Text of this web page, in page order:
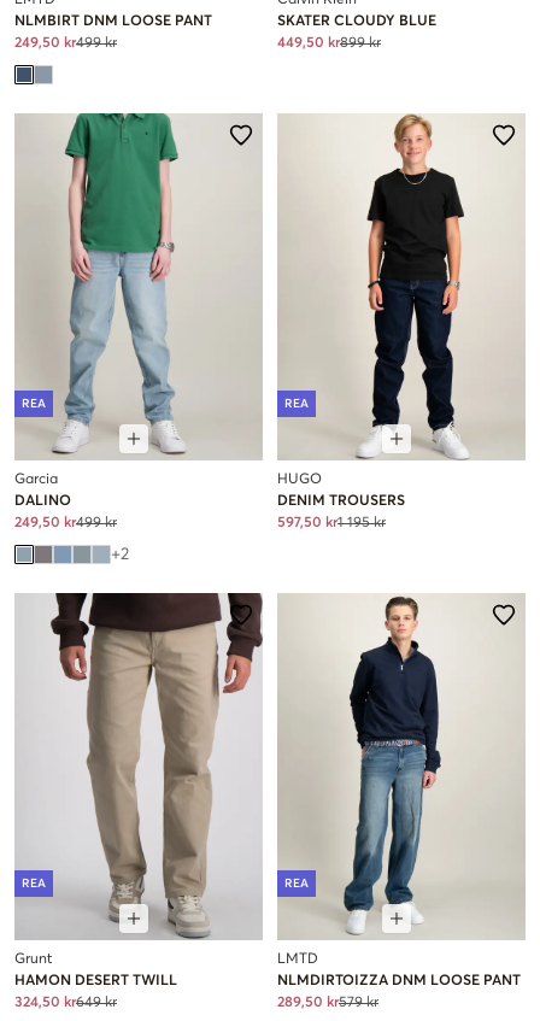
NLMBIRT DNM LOOSE PANT
249,50 kr499 kr
SKATER CLOUDY BLUE
449,50 kr899 kr
REA
Garcia
DALINO
249,50 kr499 kr
+2
REA
HUGO
DENIM TROUSERS
597,50 kr1 195 kr
REA
Grunt
HAMON DESERT TWILL
324,50 kr649 kr
REA
LMTD
NLMDIRTOIZZA DNM LOOSE PANT
289,50 kr579 kr